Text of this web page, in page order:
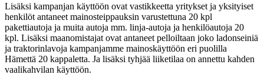
Lisäksi kampanjan käyttöön ovat vastikkeetta yritykset ja yksityiset
henkilöt antaneet mainosteippauksin varustettuna 20 kpl
pakettiautoja ja muita autoja mm. linja-autoja ja henkilöautoja 20
kpl. Lisäksi maanomistajat ovat antaneet pelloiltaan joko ladonseiniä
ja traktorinlavoja kampanjamme mainoskäyttöön eri puolilla
Hämettä 20 kappaletta. Ja lisäksi tyhjää liiketilaa on annettu kahden
vaalikahvilan käyttöön.